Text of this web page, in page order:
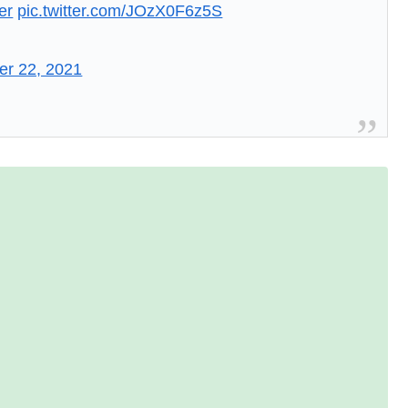
pic.twitter.com/JOzX0F6z5S
22, 2021